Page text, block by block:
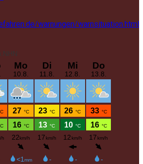
warnungen/warnsituation.html